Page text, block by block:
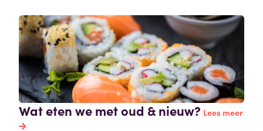
Wat eten we met oud & nieuw? Lees meer